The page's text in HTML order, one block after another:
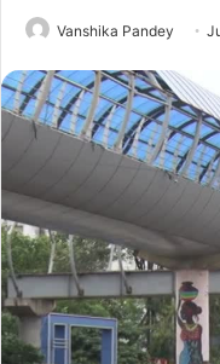
Vanshika Pandey